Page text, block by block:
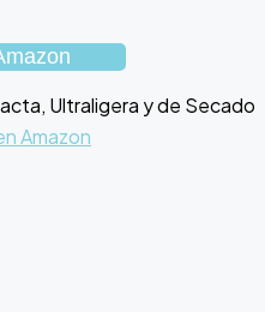
Ultraligera y de Secado
Amazon